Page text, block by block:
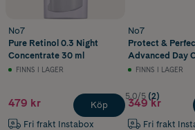
No7
Pure Retinol 0.3 Night
Concentrate 30 ml
FINNS I LAGER
479 kr
Fri frakt Instabox
Köp
No7
Protect &
Advanced Day
SPF15 50 ml
FINNS I LAGER
5.0/5 (2)
349 kr
Fri frakt